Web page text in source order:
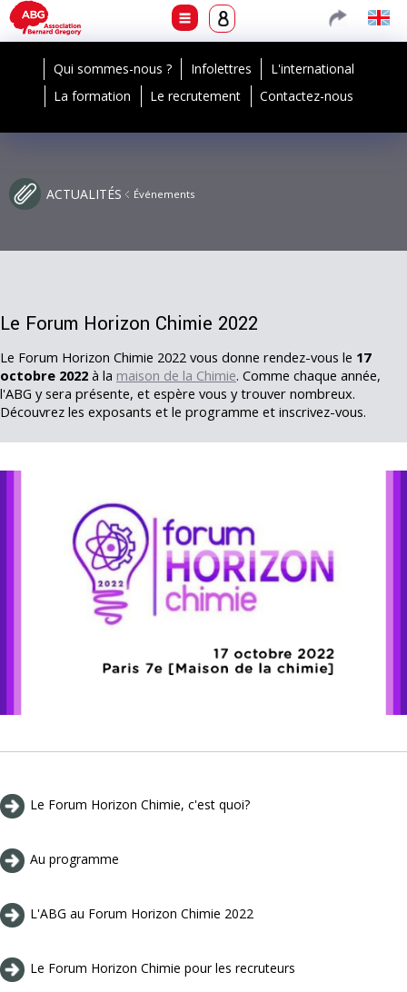
Qui sommes-nous ? Infolettres
L'international
La formation
Le recrutement Contactez-nous
ACTUALITÉS Événements
Le Forum Horizon Chimie 2022
Le Forum Horizon Chimie 2022 vous donne rendez-vous le 17
octobre 2022 à la maison de la Chimie. Comme chaque année,
l'ABG y sera présente, et espère vous y trouver nombreux.
Découvrez les exposants et le programme et inscrivez-vous.
Le Forum Horizon Chimie, c'est quoi?
Au programme
L'ABG au Forum Horizon Chimie 2022
Le Forum Horizon Chimie pour les recruteurs